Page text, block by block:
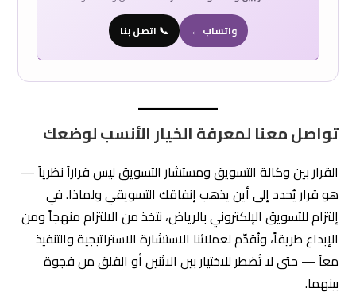
واتساب ←
📞 اتصل بنا
تواصل معنا لمعرفة الخيار الأنسب لوضعك
القرار بين وكالة التسويق ومستشار التسويق ليس قراراً نظرياً —
هو قرار يُحدد إلى أين يذهب إنفاقك التسويقي ولماذا. في
إلتزام للتسويق الإلكتروني بالرياض، نتخذ من الالتزام منهجاً ومن
الإبداع طريقاً، ونُقدّم لعملائنا الاستشارة الاستراتيجية والتنفيذ
معاً — حتى لا تُضطر للاختيار بين الاثنين أو القلق من فجوة
بينهما.